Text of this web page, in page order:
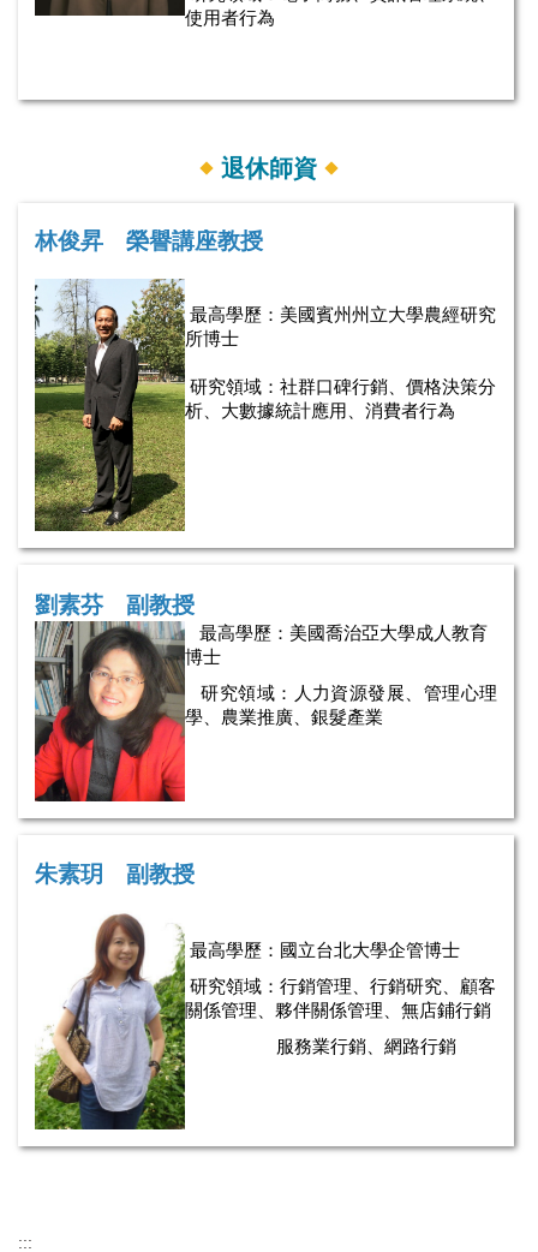
使用者行為
退休師資
林俊昇 榮譽講座教授
最高學歷：美國賓州州立大學農經研究
所博士
研究領域：社群口碑行銷、價格決策分
析、大數據統計應用、消費者行為
劉素芬 副教授
最高學歷：美國喬治亞大學成人教育
博士
研究領域：人力資源發展、管理心理
學、農業推廣、銀髮產業
朱素玥 副教授
最高學歷： 國立台北大學企管博士
研究領域： 行銷管理、行銷研究、顧客
關係管理、夥伴關係管理、 無店鋪行銷
服務業行銷、網路行銷
:::